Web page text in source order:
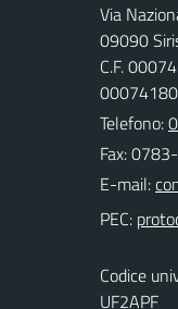
Via
09090
C.F.
Telefono:
Fax:
E-mail:
PEC:
Codice
UF2APF